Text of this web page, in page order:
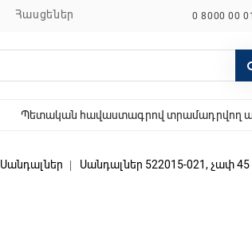
հասցեներ 0 8000 00
Պետական հավաստագրով տրամադրվող
Սանդալներ Սանդալներ 522015-021, չափ 45